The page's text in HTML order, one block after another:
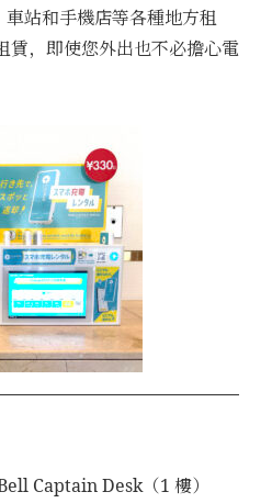
站和手機店等各種地方租
賃，即使您外出也不必擔心電
Captain Desk（1 樓）